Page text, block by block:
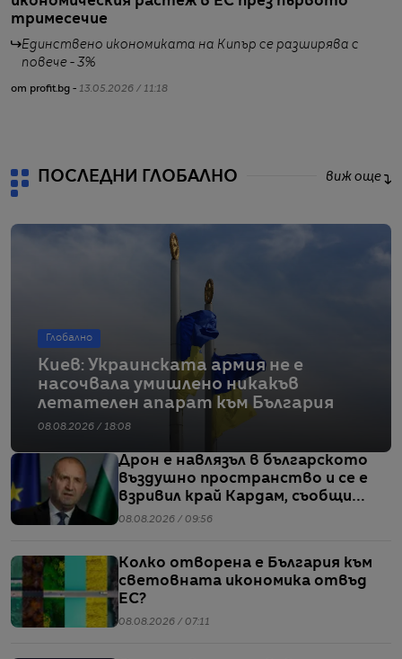
тримесечие
Единствено икономиката на Кипър се разширява с
повече - 3%
от profit.bg - 13.05.2026 / 11:18
ПОСЛЕДНИ ГЛОБАЛНО виж още
Глобално
Киев: Украинската армия не е
насочвала умишлено никакъв
летателен апарат към България
08.08.2026 / 18:08
Дрон е навлязъл в българското
въздушно пространство и се е
взривил край Кардам, съобщи
Радев
08.08.2026 / 09:56
Колко отворена е България към
световната икономика отвъд
ЕС?
08.08.2026 / 07:11